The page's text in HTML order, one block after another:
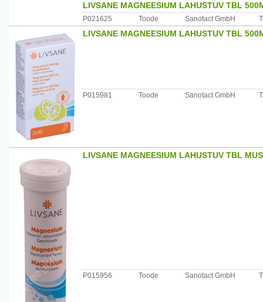
LIVSANE MAGNEESIUM LAHUSTUV TBL
P021625 Toode Sanotact GmbH
LIVSANE MAGNEESIUM LAHUSTUV TBL
P015981 Toode Sanotact GmbH
LIVSANE MAGNEESIUM LAHUSTUV TBL
P015956 Toode Sanotact GmbH